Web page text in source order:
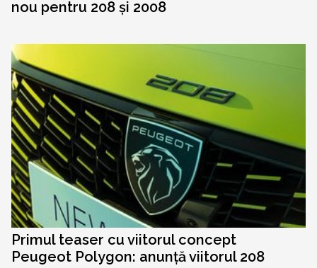
nou pentru 208 și 2008
Primul teaser cu viitorul concept
Peugeot Polygon: anunță viitorul 208